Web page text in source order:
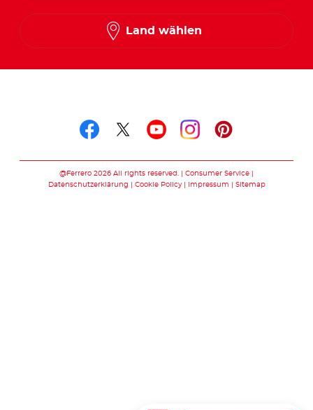
Land wählen
@Ferrero 2026 All rights reserved.
Consumer Service
Datenschutzerklärung
Cookie Policy Impressum Sitemap